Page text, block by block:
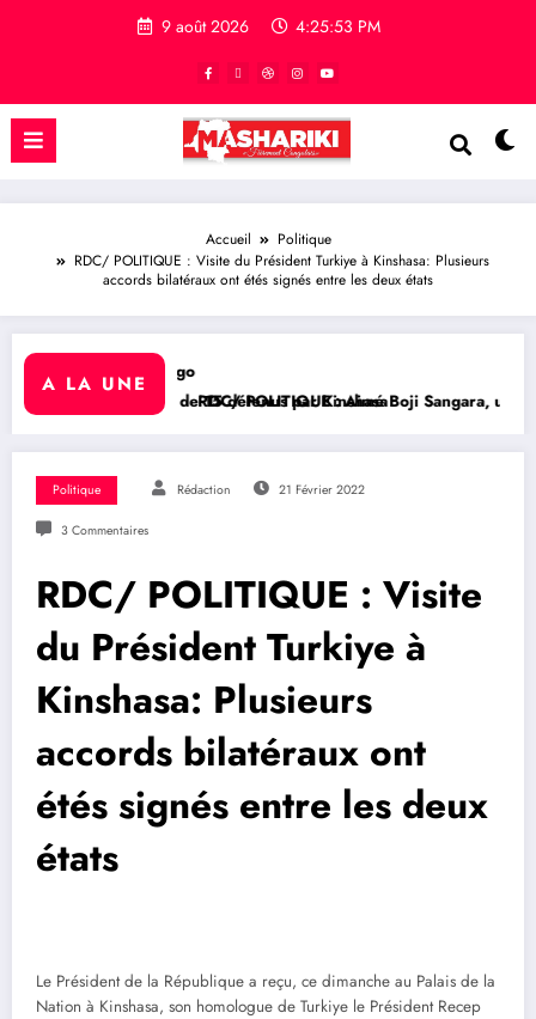
9 août 2026 4:25:54 PM
Accueil
Politique
RDC/ POLITIQUE : Visite du Président Turkiye à Kinshasa: Plusieurs
accords bilatéraux ont étés signés entre les deux états
A LA UNE
Boji Sangara, une voix forte au service de l’unité et de la
BUKAVU/ SOCIÉTÉ :
Politique Rédaction 21 Février 2022
3 Commentaires
RDC/ POLITIQUE : Visite
du Président Turkiye à
Kinshasa: Plusieurs
accords bilatéraux ont
étés signés entre les deux
états
Le Président de la République a reçu, ce dimanche au Palais de la
Nation à Kinshasa, son homologue de Turkiye le Président Recep